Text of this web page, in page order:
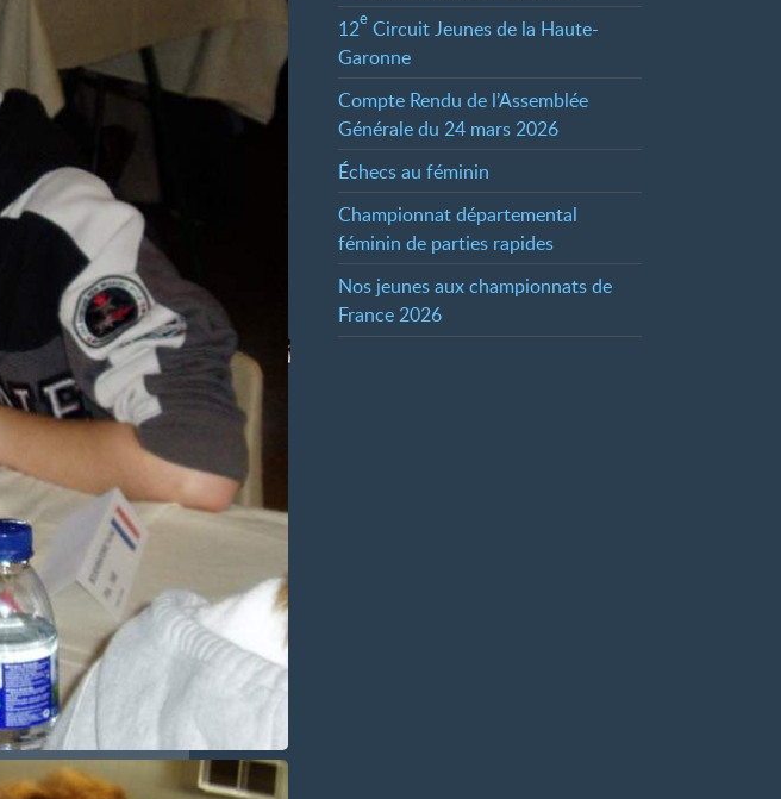
12e Circuit Jeunes de la Haute-
Garonne
Compte Rendu de l’Assemblée
Générale du 24 mars 2026
Échecs au féminin
Championnat départemental
féminin de parties rapides
Nos jeunes aux championnats de
France 2026